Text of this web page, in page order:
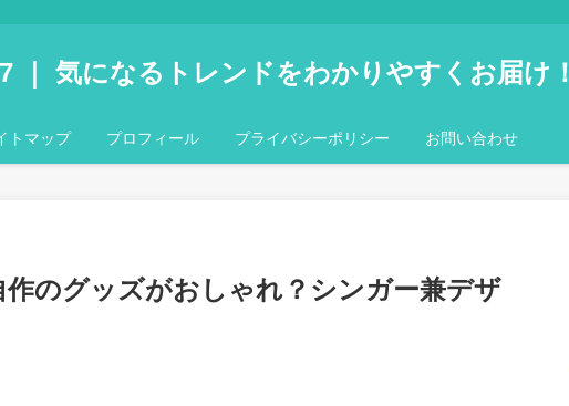
｜ 気になるトレンドをわかりやすくお届け！
トマップ プロフィール プライバシーポリシー お問い合わせ
のグッズがおしゃれ？シンガー兼デザ